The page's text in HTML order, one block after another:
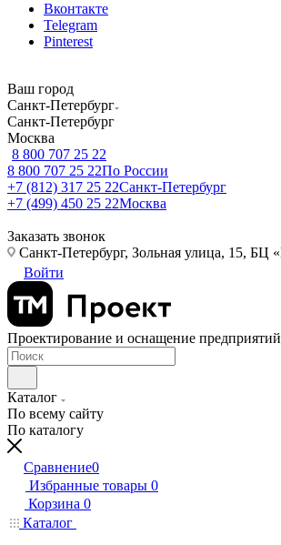
Вконтакте
Telegram
Pinterest
Ваш город
Санкт-Петербург
Санкт-Петербург
Москва
8 800 707 25 22
8 800 707 25 22По России
+7 (812) 317 25 22Санкт-Петербург
+7 (499) 450 25 22Москва
Заказать звонок
Санкт-Петербург, Зольная улица, 15, БЦ
Войти
Проектирование и оснащение
Каталог
По всему сайту
По каталогу
Сравнение0
Избранные товары 0
Корзина 0
Каталог